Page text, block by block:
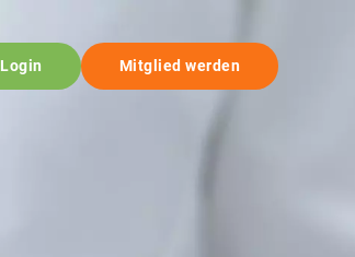
Login Mitglied werden